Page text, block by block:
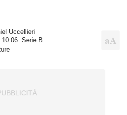
Uccellieri
10:06
Serie B